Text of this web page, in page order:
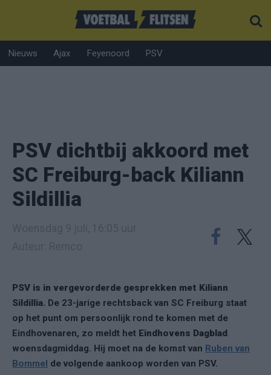
Nieuws Ajax Feyenoord PSV
PSV dichtbij akkoord met
SC Freiburg-back Kiliann
Sildillia
PSV is in vergevorderde gesprekken met Kiliann
Sildillia. De 23-jarige rechtsback van SC Freiburg staat
op het punt om persoonlijk rond te komen met de
Eindhovenaren, zo meldt het Eindhovens Dagblad
woensdagmiddag. Hij moet na de komst van Ruben van
Bommel de volgende aankoop worden van PSV.